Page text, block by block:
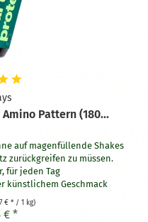
Amino Pattern (180...
auf magenfüllende Shakes
zurückgreifen zu müssen.
für jeden Tag
künstlichem Geschmack
gewonnen
hergestellt
€ * / 1 kg)
€ *